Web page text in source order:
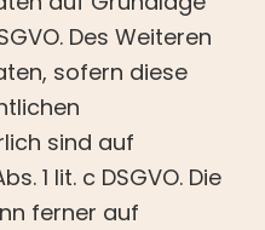
Des Weiteren
sofern diese
sind auf
1 lit. c DSGVO. Die
ferner auf